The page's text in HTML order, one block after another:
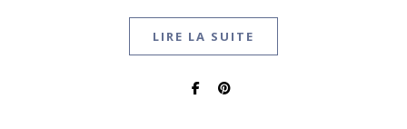
LIRE LA SUITE